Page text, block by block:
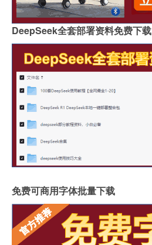
DeepSeek全套部署资料免费下载
免费可商用字体批量下载